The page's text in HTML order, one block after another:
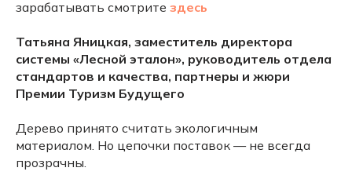
зарабатывать смотрите здесь
Татьяна Яницкая, заместитель директора
системы «Лесной эталон», руководитель отдела
стандартов и качества, партнеры и жюри
Премии Туризм Будущего
Дерево принято считать экологичным
материалом. Но цепочки поставок — не всегда
прозрачны.